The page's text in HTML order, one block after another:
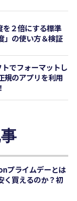
２倍にする標準
」の使い方＆検証
でフォーマットし
規のアプリを利用
プライムデーとは
く買えるのか？初